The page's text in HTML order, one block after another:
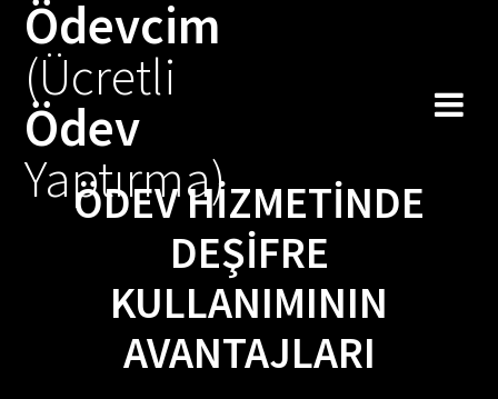
Ödevcim
(Ücretli
Ödev
Yaptırma)
ÖDEV HIZMETINDE
DEŞIFRE
KULLANIMININ
AVANTAJLARI